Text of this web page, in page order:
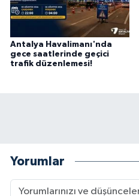
Antalya Havalimanı'nda
gece saatlerinde geçici
trafik düzenlemesi!
Yorumlar